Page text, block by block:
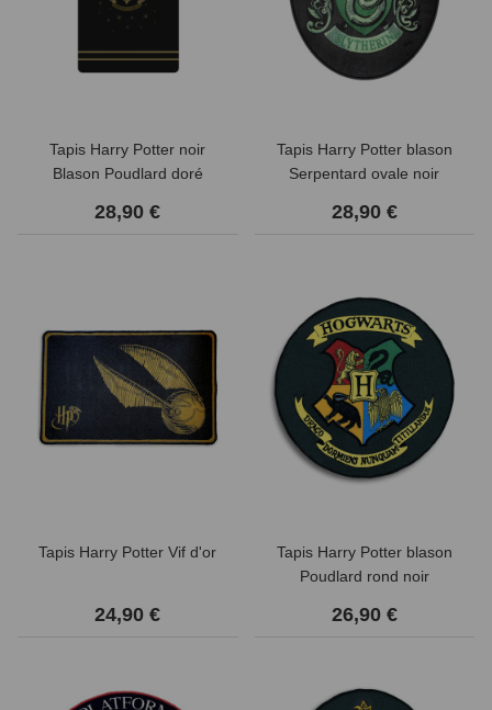
Tapis Harry Potter noir
Blason Poudlard doré
28,90 €
Tapis Harry Potter blason
Serpentard ovale noir
28,90 €
Tapis Harry Potter Vif d'or
24,90 €
Tapis Harry Potter blason
Poudlard rond noir
26,90 €